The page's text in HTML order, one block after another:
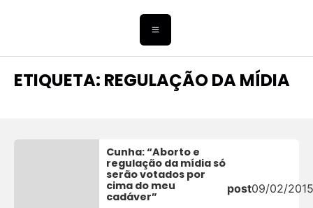
ETIQUETA: REGULAÇÃO DA MÍDIA
Cunha: “Aborto e
regulação da mídia só
serão votados por
cima do meu
cadáver”
post09/02/